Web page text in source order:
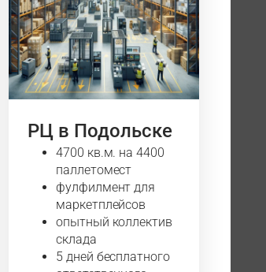
РЦ в Подольске
4700 кв.м. на 4400
паллетомест
фулфилмент для
маркетплейсов
опытный коллектив
склада
5 дней бесплатного